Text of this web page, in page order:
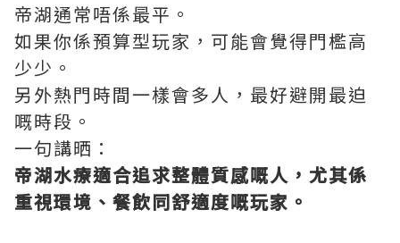
帝湖通常唔係最平。
如果你係預算型玩家，可能會覺得門檻高
少少。
另外熱門時間一樣會多人，最好避開最迫
嘅時段。
一句講晒：
帝湖水療適合追求整體質感嘅人，尤其係
重視環境、餐飲同舒適度嘅玩家。